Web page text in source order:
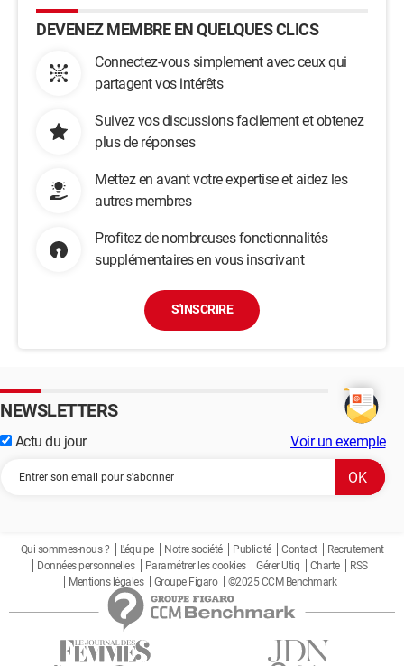
DEVENEZ MEMBRE EN QUELQUES CLICS
Connectez-vous simplement avec ceux qui
partagent vos intérêts
Suivez vos discussions facilement et obtenez
plus de réponses
Mettez en avant votre expertise et aidez les
autres membres
Profitez de nombreuses fonctionnalités
supplémentaires en vous inscrivant
S'INSCRIRE
NEWSLETTERS
Actu du jour Voir un exemple
Qui sommes-nous ? L'équipe Notre société Publicité Contact
Recrutement
Données personnelles
Paramétrer les cookies Gérer Utiq Charte
RSS
Mentions légales
Groupe Figaro ©2025 CCM Benchmark